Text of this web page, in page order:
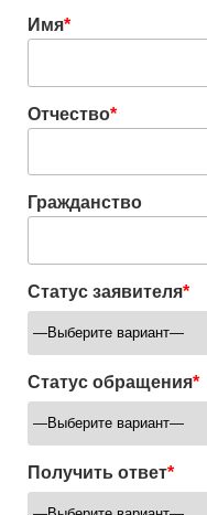
Имя*
Отчество*
Гражданство
Статус заявителя*
Статус обращения*
Получить ответ*